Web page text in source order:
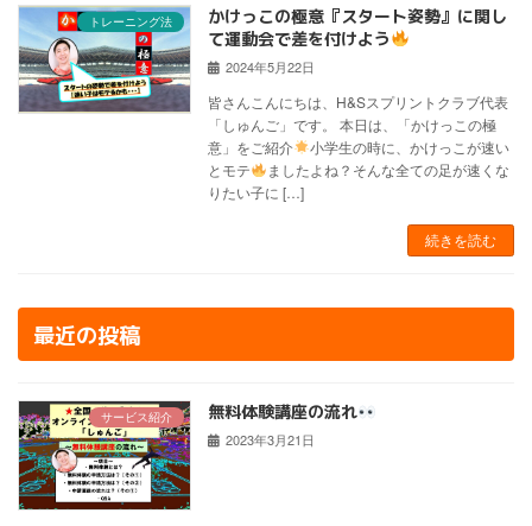
トレーニング法
かけっこの極意『スタート姿勢』に関し
て運動会で差を付けよう
2024年5月22日
皆さんこんにちは、H&Sスプリントクラブ代表
「しゅんご」です。 本日は、「かけっこの極
意」をご紹介
小学生の時に、かけっこが速い
とモテ
ましたよね？そんな全ての足が速くな
りたい子に […]
続きを読む
最近の投稿
サービス紹介 無料体験講座の流れ
2023年3月21日